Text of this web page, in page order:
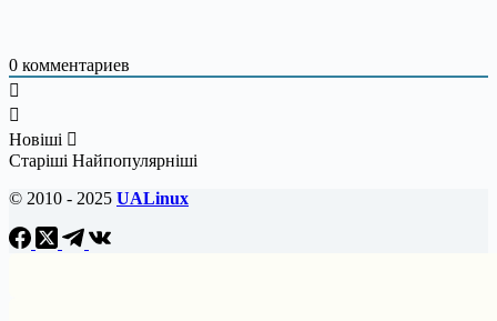
0 комментариев
Новіші
Старіші Найпопулярніші
© 2010 - 2025 UALinux